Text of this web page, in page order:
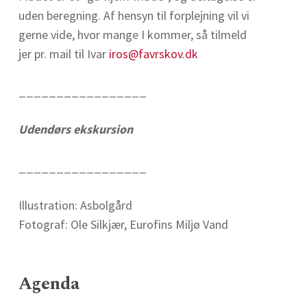
uden beregning. Af hensyn til forplejning vil vi
gerne vide, hvor mange I kommer, så tilmeld
jer pr. mail til Ivar iros@favrskov.dk
Udendørs ekskursion
Illustration: Asbolgård
Fotograf: Ole Silkjær, Eurofins Miljø Vand
Agenda